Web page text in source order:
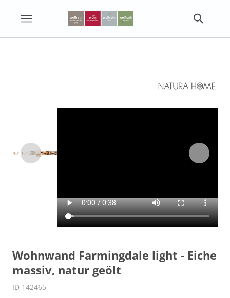
Wohnwand Farmingdale light - Eiche
massiv, natur geölt
ID 142465